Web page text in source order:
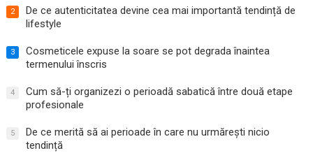
2
De ce autenticitatea devine cea mai importantă tendință de
lifestyle
3
Cosmeticele expuse la soare se pot degrada înaintea
termenului înscris
4
Cum să-ți organizezi o perioadă sabatică între două etape
profesionale
5
De ce merită să ai perioade în care nu urmărești nicio
tendință